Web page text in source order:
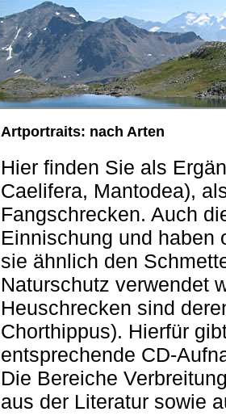
Artportraits: nach Arten
Hier finden Sie als
Caelifera, Mantodea),
Fangschrecken. Auch
Einnischung und haben
sie ähnlich den
Naturschutz verwendet
Heuschrecken sind
Chorthippus). Hierfür
entsprechende CD-
Die Bereiche
aus der Literatur sowie